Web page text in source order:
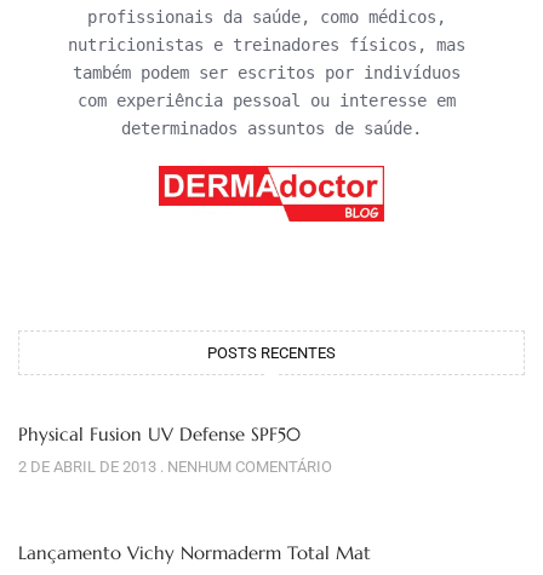
profissionais da saúde, como médicos,
nutricionistas e treinadores físicos, mas
também podem ser escritos por indivíduos
com experiência pessoal ou interesse em
determinados assuntos de saúde.
POSTS RECENTES
Physical Fusion UV Defense SPF50
2 DE ABRIL DE 2013 NENHUM COMENTÁRIO
Lançamento Vichy Normaderm Total Mat